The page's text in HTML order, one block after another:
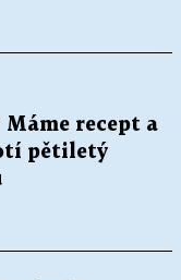
Máme recept a
pětiletý